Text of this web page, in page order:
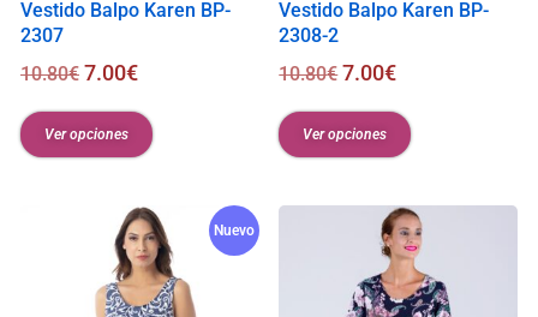
Vestido Balpo Karen BP-
2307
10.80€ 7.00€
Ver opciones
Vestido Balpo Karen BP-
2308-2
10.80€ 7.00€
Ver opciones
Nuevo